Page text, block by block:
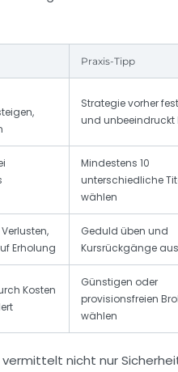
Praxis-Tipp
Strategie vorher
und unbeeindruckt
Mindestens 10
unterschiedliche
wählen
Erholung
Geduld üben und
Kursrückgänge
Kosten
Günstigen oder
provisionsfreien
wählen
nicht nur